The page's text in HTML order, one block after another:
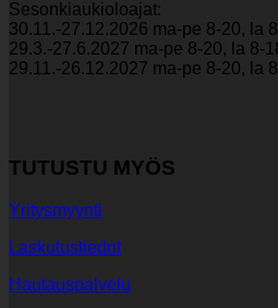
Sesonkiaukioloajat:
30.11.-27.12.2026 ma-pe 8-20, la
29.3.-27.6.2027 ma-pe 8-20, la 8-
29.11.-26.12.2027 ma-pe 8-20, la
TUTUSTU MYÖS
Yritysmyynti
Laskutustiedot
Hautauspalvelu